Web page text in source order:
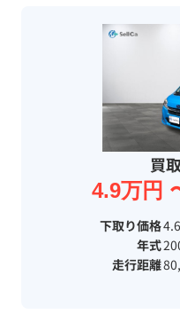
買
4.9万円
下取り価格
年式
走行距離